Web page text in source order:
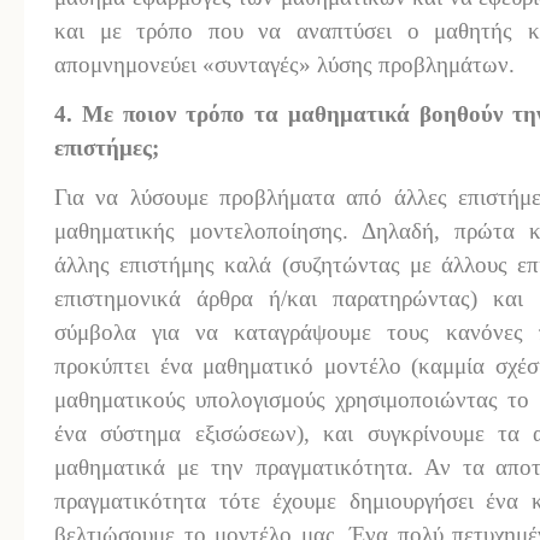
και με τρόπο που να αναπτύσει ο μαθητής
απομνημονεύει «συνταγές» λύσης προβλημάτων.
4. Με ποιον τρόπο τα μαθηματικά βοηθούν
επιστήμες;
Για να λύσουμε προβλήματα από άλλες
μαθηματικής μοντελοποίησης. Δηλαδή, πρώτα
άλλης επιστήμης καλά (συζητώντας με άλλους
επιστημονικά άρθρα ή/και παρατηρώντας) και
σύμβολα για να καταγράψουμε τους
προκύπτει ένα μαθηματικό μοντέλο (καμμία
μαθηματικούς υπολογισμούς χρησιμοποιώντας
ένα σύστημα εξισώσεων), και συγκρίνουμε τα
μαθηματικά με την πραγματικότητα. Αν τα
πραγματικότητα τότε έχουμε δημιουργήσει
βελτιώσουμε το μοντέλο μας. Ένα πολύ